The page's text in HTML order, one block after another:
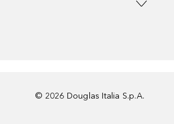
© 2026 Douglas Italia S.p.A.